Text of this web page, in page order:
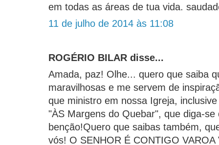
em todas as áreas de tua vida.
11 de julho de 2014 às 11:08
ROGÉRIO BILAR disse...
Amada, paz! Olhe... quero que saiba
maravilhosas e me servem de
que ministro em nossa Igreja,
"ÀS Margens do Quebar", que diga-
benção!Quero que saibas também,
vós! O SENHOR É CONTIGO VAROA